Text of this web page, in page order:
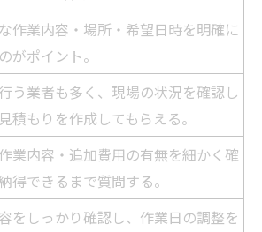
作業内容・場所・希望日時を明確に
がポイント。
う業者も多く、現場の状況を確認し
積もりを作成してもらえる。
業内容・追加費用の有無を細かく確
得できるまで質問する。
をしっかり確認し、作業日の調整を